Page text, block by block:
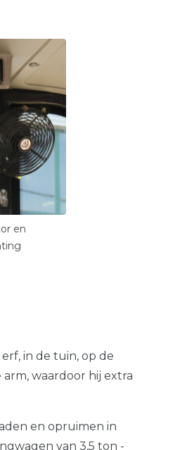
en
in de tuin, op de
waardoor hij extra
en opruimen in
van 3,5 ton -